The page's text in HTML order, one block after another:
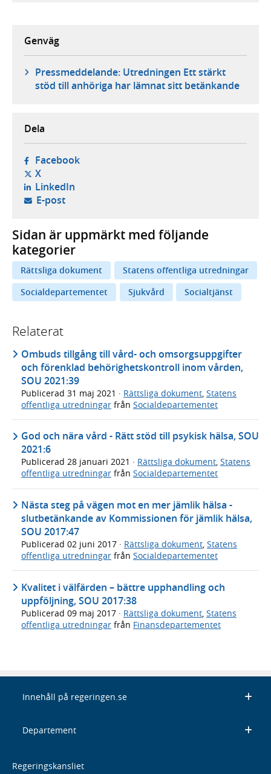
Genväg
Pressmeddelande: Utredningen Ett stärkt
stöd till anhöriga har lämnat sitt betänkande
Dela
Facebook- öppnas i ny flik, extern webbplats,
X- öppnas i ny flik, extern webbplats,
LinkedIn- öppnas i ny flik, extern webbplats,
E-post- öppnar din e-postklient,
Sidan är uppmärkt med följande
kategorier
Rättsliga dokument
Statens offentliga utredningar
Socialdepartementet
Sjukvård Socialtjänst
Relaterat
Ombuds tillgång till vård- och omsorgsuppgifter
och förenklad behörighetskontroll inom vården,
SOU 2021:39
Publicerad 31 maj 2021 · Rättsliga dokument Statens
offentliga utredningar från Socialdepartementet
God och nära vård - Rätt stöd till psykisk hälsa, SOU
2021:6
Publicerad 28 januari 2021 · Rättsliga dokument, Statens
offentliga utredningar från Socialdepartementet
Nästa steg på vägen mot en mer jämlik hälsa -
slutbetänkande av Kommissionen för jämlik hälsa,
SOU 2017:47
Publicerad 02 juni 2017 · Rättsliga dokument, Statens
offentliga utredningar från Socialdepartementet
Kvalitet i välfärden – bättre upphandling och
uppföljning, SOU 2017:38
Publicerad 09 maj 2017 · Rättsliga dokument Statens
offentliga utredningar från Finansdepartementet
Innehåll på regeringen.se
Departement
Regeringskansliet